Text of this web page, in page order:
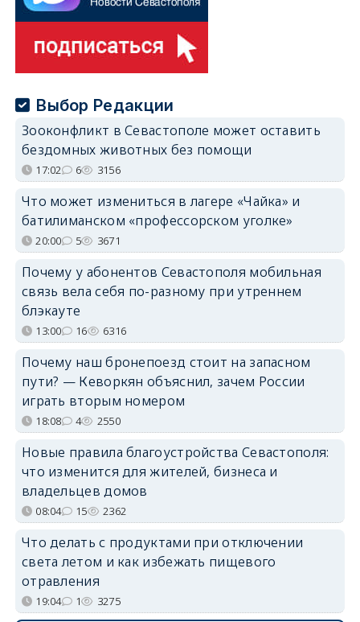
Выбор Редакции
Зооконфликт в Севастополе может оставить
бездомных животных без помощи
17:02 6 3156
Что может измениться в лагере «Чайка» и
батилиманском «профессорском уголке»
20:00 5 3671
Почему у абонентов Севастополя мобильная
связь вела себя по-разному при утреннем
блэкауте
13:00 16 6316
Почему наш бронепоезд стоит на запасном
пути? — Кеворкян объяснил, зачем России
играть вторым номером
18:08 4 2550
Новые правила благоустройства Севастополя:
что изменится для жителей, бизнеса и
владельцев домов
08:04 15 2362
Что делать с продуктами при отключении
света летом и как избежать пищевого
отравления
19:04 1 3275